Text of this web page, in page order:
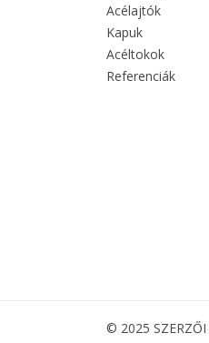
Acélajtók
Kapuk
Acéltokok
Referenciák
© 2025 SZERZŐI